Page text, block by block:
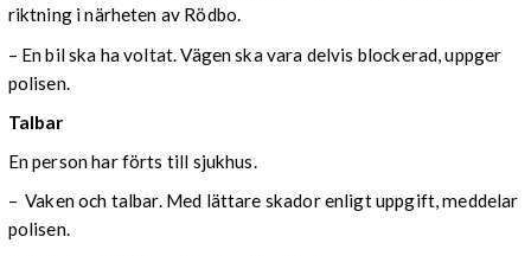
riktning i närheten av Rödbo.
– En bil ska ha voltat. Vägen ska vara delvis blockerad, uppger
polisen.
Talbar
En person har förts till sjukhus.
– Vaken och talbar. Med lättare skador enligt uppgift, meddelar
polisen.